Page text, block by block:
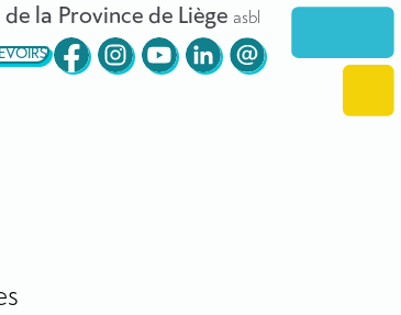
la Province de Liège asbl